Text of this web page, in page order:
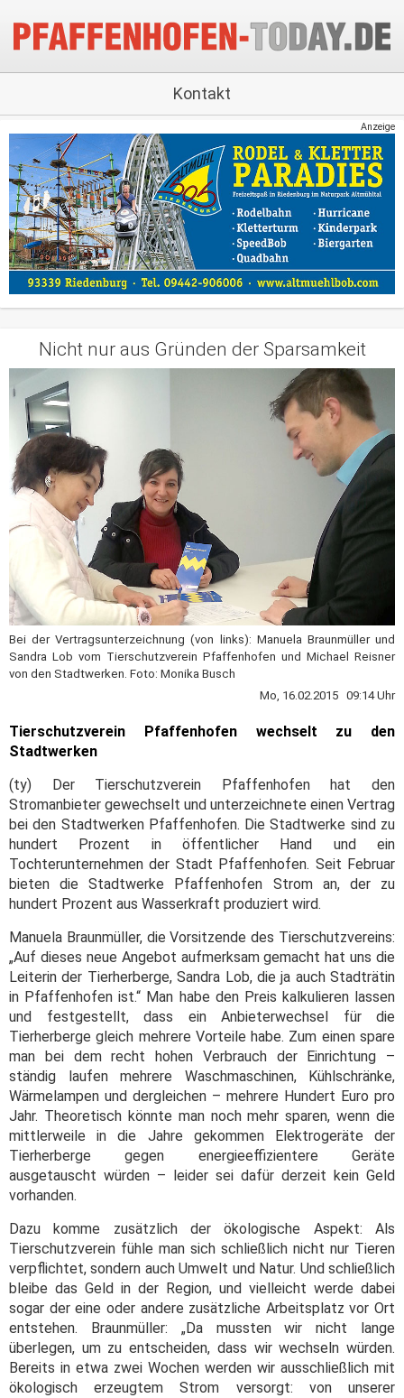
Kontakt
Anzeige
Nicht nur aus Gründen der Sparsamkeit
Bei der Vertragsunterzeichnung (von links): Manuela Braunmüller und
Sandra Lob vom Tierschutzverein Pfaffenhofen und Michael Reisner
von den Stadtwerken. Foto: Monika Busch
Mo, 16.02.2015 09:14 Uhr
Tierschutzverein Pfaffenhofen wechselt zu den
Stadtwerken
(ty) Der Tierschutzverein Pfaffenhofen hat den
Stromanbieter gewechselt und unterzeichnete einen Vertrag
bei den Stadtwerken Pfaffenhofen. Die Stadtwerke sind zu
hundert Prozent in öffentlicher Hand und ein
Tochterunternehmen der Stadt Pfaffenhofen. Seit Februar
bieten die Stadtwerke Pfaffenhofen Strom an, der zu
hundert Prozent aus Wasserkraft produziert wird.
Manuela Braunmüller, die Vorsitzende des Tierschutzvereins:
„Auf dieses neue Angebot aufmerksam gemacht hat uns die
Leiterin der Tierherberge, Sandra Lob, die ja auch Stadträtin
in Pfaffenhofen ist.“ Man habe den Preis kalkulieren lassen
und festgestellt, dass ein Anbieterwechsel für die
Tierherberge gleich mehrere Vorteile habe. Zum einen spare
man bei dem recht hohen Verbrauch der Einrichtung –
ständig laufen mehrere Waschmaschinen, Kühlschränke,
Wärmelampen und dergleichen – mehrere Hundert Euro pro
Jahr. Theoretisch könnte man noch mehr sparen, wenn die
mittlerweile in die Jahre gekommen Elektrogeräte der
Tierherberge gegen energieeffizientere Geräte
ausgetauscht würden – leider sei dafür derzeit kein Geld
vorhanden.
Dazu komme zusätzlich der ökologische Aspekt: Als
Tierschutzverein fühle man sich schließlich nicht nur Tieren
verpflichtet, sondern auch Umwelt und Natur. Und schließlich
bleibe das Geld in der Region, und vielleicht werde dabei
sogar der eine oder andere zusätzliche Arbeitsplatz vor Ort
entstehen. Braunmüller: „Da mussten wir nicht lange
überlegen, um zu entscheiden, dass wir wechseln würden.
Bereits in etwa zwei Wochen werden wir ausschließlich mit
ökologisch erzeugtem Strom versorgt: von unserer